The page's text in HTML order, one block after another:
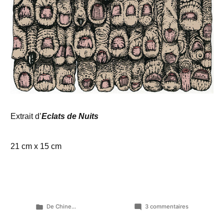
Extrait d’Eclats de Nuits
21 cm x 15 cm
Publié
De Chine... 3 commentairessur